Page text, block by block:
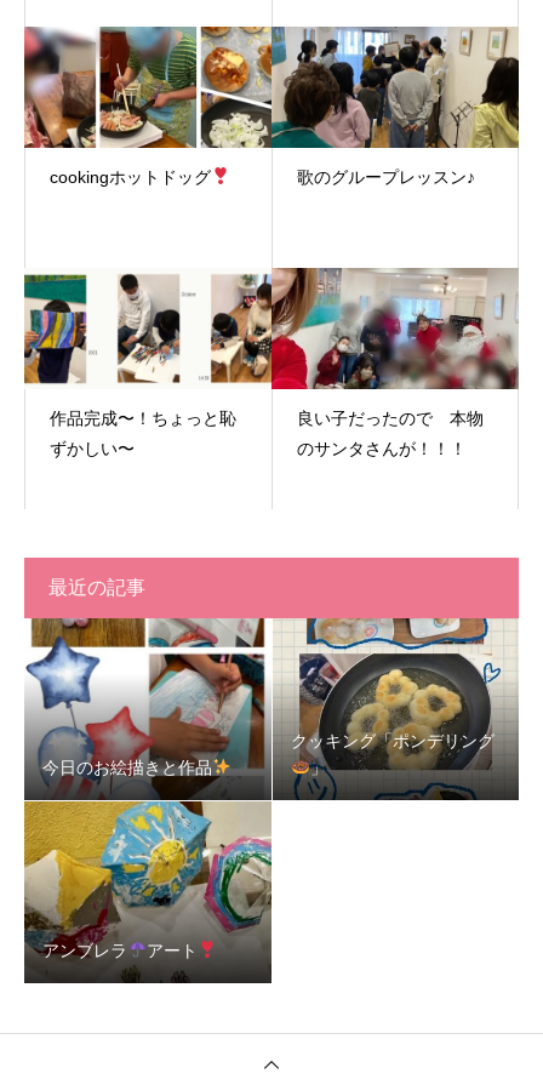
cookingホットドッグ 歌のグループレッスン♪
作品完成〜！ちょっと恥
ずかしい〜
良い子だったので 本物
のサンタさんが！！！
最近の記事
今日のお絵描きと作品
クッキング「ポンデリング
」
アンブレラ アート